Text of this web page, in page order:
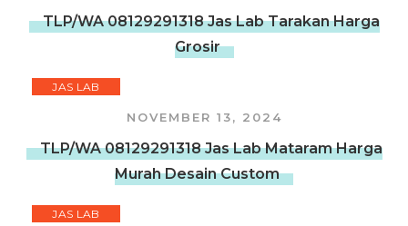
TLP/WA 08129291318 Jas Lab Tarakan Harga
Grosir
JAS LAB
NOVEMBER 13, 2024
TLP/WA 08129291318 Jas Lab Mataram Harga
Murah Desain Custom
JAS LAB